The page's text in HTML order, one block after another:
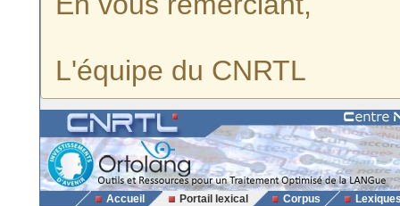
L'équipe du CNRTL
Accueil Portail lexical Corpus